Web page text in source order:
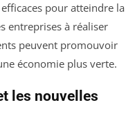
pour atteindre la
entreprises à réaliser
peuvent promouvoir
économie plus verte.
les nouvelles